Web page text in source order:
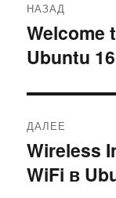
по
записям
НАЗАД
Предыдущая
запись:
Welcome
Ubuntu
ДАЛЕЕ
Следующая
запись:
Wireless
WiFi в